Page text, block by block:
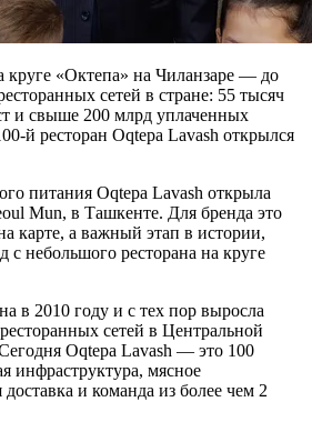
круге «Октепа» на Чиланзаре — до
сетей в стране: 55 тысяч
и свыше 200 млрд уплаченных
й ресторан Oqtepa Lavash открылся
питания Oqtepa Lavash открыла
Mun, в Ташкенте. Для бренда это
карте, а важный этап в истории,
с небольшого ресторана на круге
в 2010 году и с тех пор выросла
сетей в Центральной
Oqtepa Lavash — это 100
инфраструктура, мясное
доставка и команда из более чем 2